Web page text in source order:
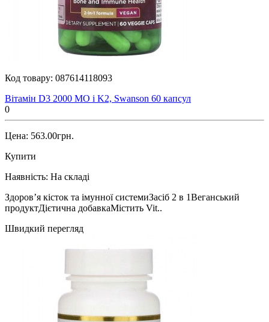
Код товару: 087614118093
Вітамін D3 2000 МО і K2, Swanson 60 капсул
0
Цена: 563.00грн.
Купити
Наявність: На складі
Здоров’я кісток та імунної системиЗасіб 2 в 1Веганський
продуктДієтична добавкаМістить Vit..
Швидкий перегляд